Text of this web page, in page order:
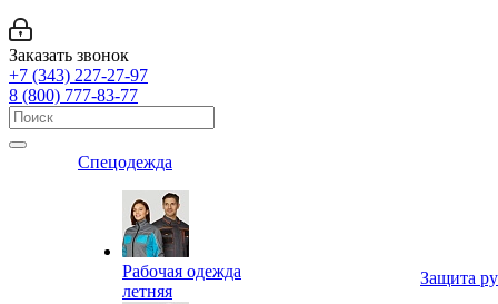
Заказать звонок
+7 (343) 227-27-97
8 (800) 777-83-77
Спецодежда
Рабочая одежда
летняя
Защита